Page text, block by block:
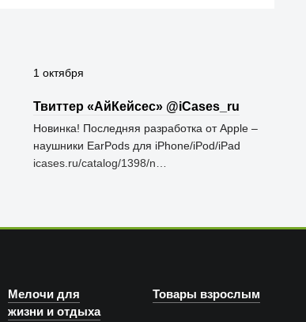
1 октября
Твиттер «АйКейсес» ‏@iCases_ru
Новинка! Последняя разработка от Apple –
наушники EarPods для iPhone/iPod/iPad
icases.ru/catalog/1398/n…
Мелочи для
жизни и отдыха
Товары взрослым